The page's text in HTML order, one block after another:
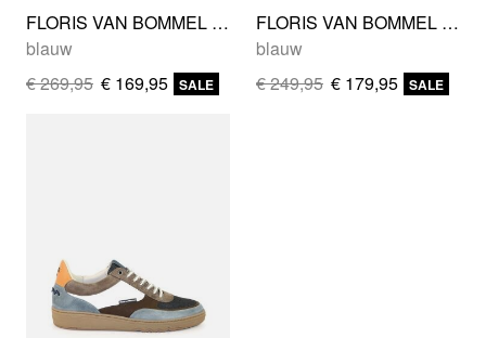
FLORIS VAN BOMMEL SFM-30262-40-02
blauw
€ 269,95 € 169,95 SALE
FLORIS VAN BOMMEL SFM-10202-41-05
blauw
€ 249,95 € 179,95 SALE